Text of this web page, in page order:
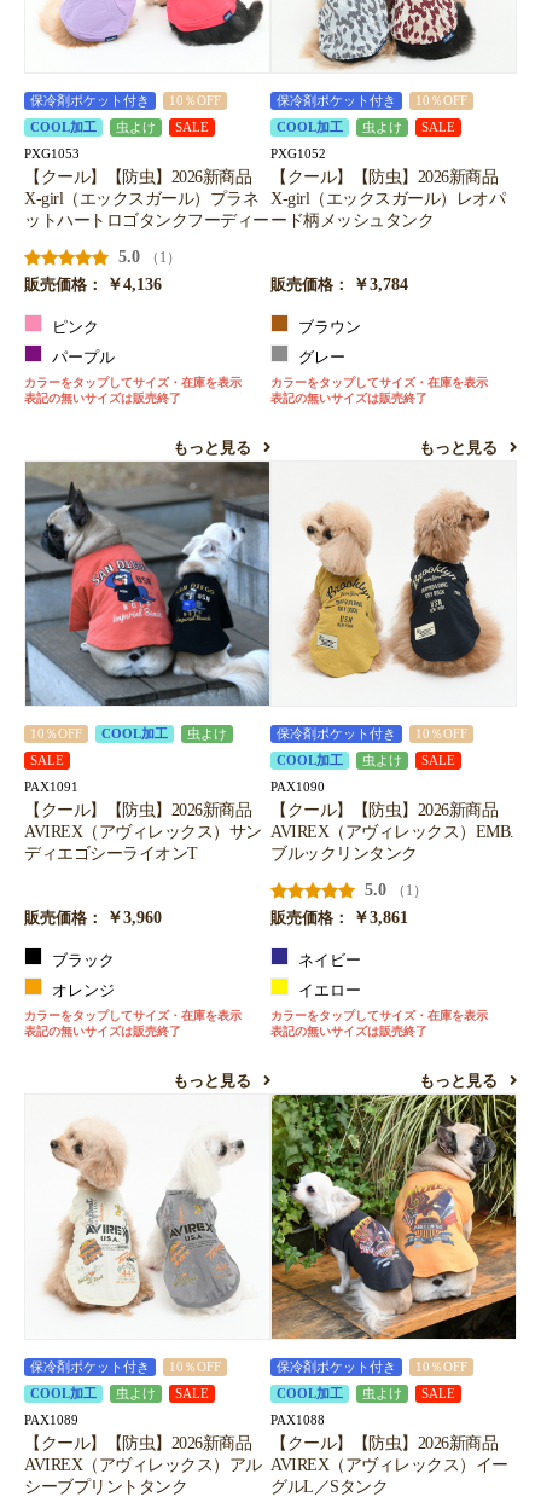
保冷剤ポケット付き
10％OFF
COOL加工
虫よけ SALE
PXG1053
【クール】【防虫】2026新商品
X-girl（エックスガール）プラネ
ットハートロゴタンクフーディー
5.0
（1）
販売価格：
￥4,136
ピンク
パープル
カラーをタップしてサイズ・在庫を表示
表記の無いサイズは販売終了
もっと見る
保冷剤ポケット付き
10％OFF
COOL加工
虫よけ SALE
PXG1052
【クール】【防虫】2026新商品
X-girl（エックスガール）レオパ
ード柄メッシュタンク
販売価格： ￥3,784
ブラウン
グレー
カラーをタップしてサイズ・在庫を表示
表記の無いサイズは販売終了
もっと見る
10％OFF COOL加工
虫よけ
SALE
PAX1091
【クール】【防虫】2026新商品
AVIREX（アヴィレックス）サン
ディエゴシーライオンT
販売価格： ￥3,960
ブラック
オレンジ
カラーをタップしてサイズ・在庫を表示
表記の無いサイズは販売終了
もっと見る
保冷剤ポケット付き
10％OFF
COOL加工
虫よけ SALE
PAX1090
【クール】【防虫】2026新商品
AVIREX（アヴィレックス）EMB.
ブルックリンタンク
5.0
（1）
販売価格：
￥3,861
ネイビー
イエロー
カラーをタップしてサイズ・在庫を表示
表記の無いサイズは販売終了
もっと見る
保冷剤ポケット付き
10％OFF
COOL加工
虫よけ SALE
PAX1089
【クール】【防虫】2026新商品
AVIREX（アヴィレックス）アル
シーブプリントタンク
保冷剤ポケット付き
10％OFF
COOL加工
虫よけ SALE
PAX1088
【クール】【防虫】2026新商品
AVIREX（アヴィレックス）イー
グルL／Sタンク